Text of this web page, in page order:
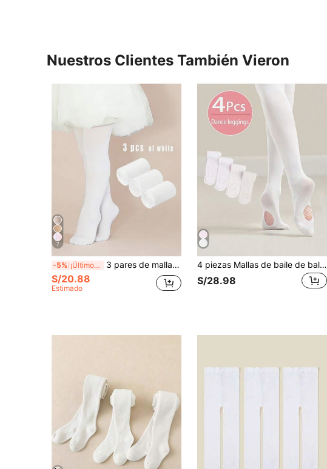
Nuestros Clientes También Vieron
7
-5% ¡Últimos 3 días 3 pares de mallas de terciopelo de unicolor para niñas bebé, suaves, resistentes a los desgarros y con alta elasticidad
S/20.88
Estimado
4 piezas Mallas de baile de ballet para niñas con diseño de agujeros, material de terciopelo delgado y de gran elasticidad, para primavera/verano
S/28.98